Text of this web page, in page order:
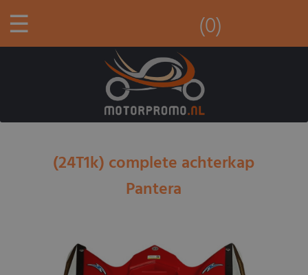
☰ (0)
(24T1k) complete achterkap
Pantera